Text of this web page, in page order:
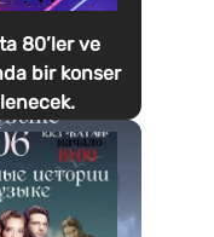
80’ler ve
bir konser